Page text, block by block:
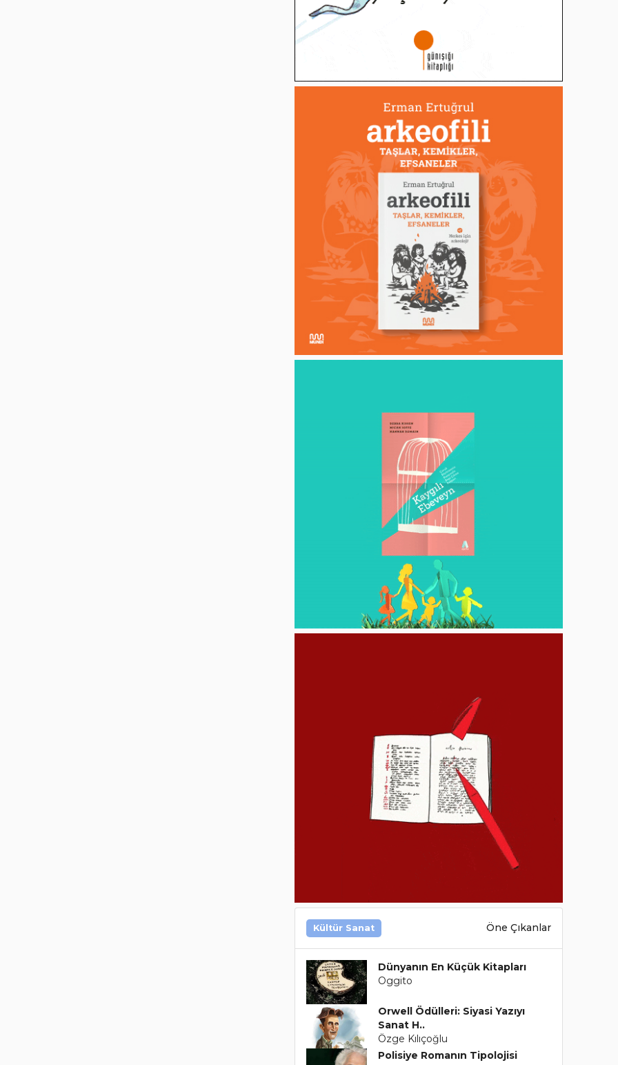
Kültür Sanat Öne Çıkanlar
Dünyanın En Küçük Kitapları
Oggito
Orwell Ödülleri: Siyasi Yazıyı
Sanat H..
Özge Kılıçoğlu
Polisiye Romanın Tipolojisi